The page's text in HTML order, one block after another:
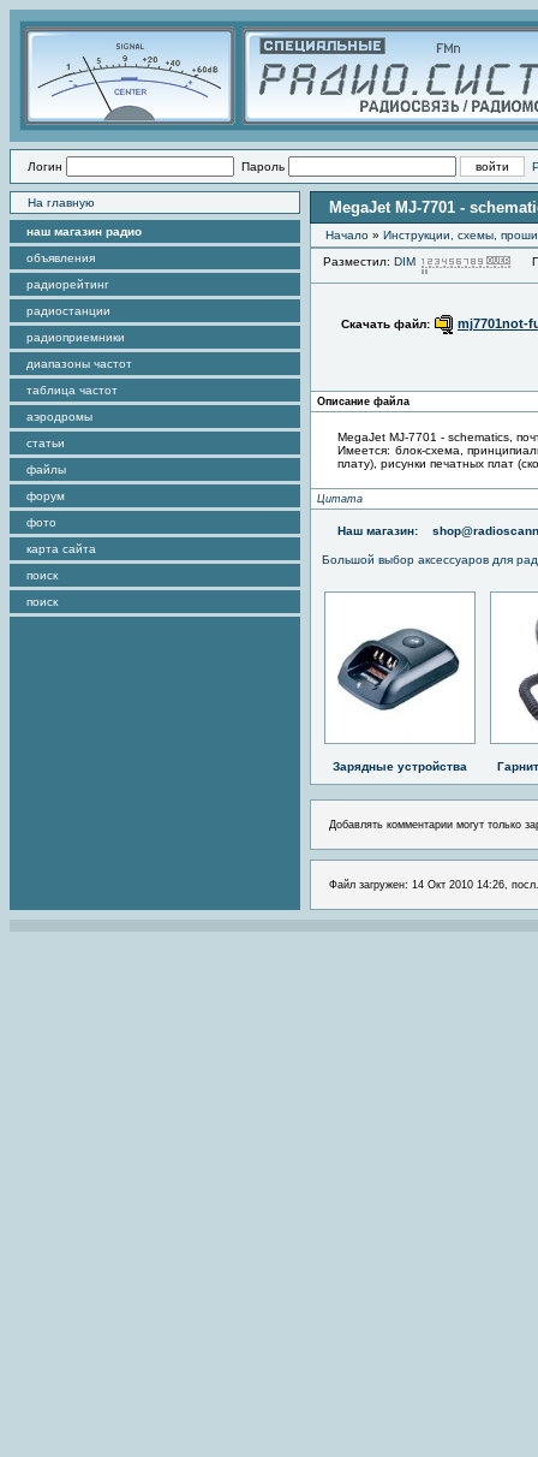
Логин Пароль
На главную
наш магазин радио
объявления
радиорейтинг
радиостанции
радиоприемники
диапазоны частот
таблица частот
аэродромы
статьи
файлы
форум
фото
карта сайта
поиск
поиск
MegaJet MJ-7701 -
Начало » Инструкции, схемы,
Разместил: DIM
Скачать файл: mj7701not-
Описание файла
MegaJet MJ-7701 - schematics,
Имеется: блок-схема,
плату), рисунки печатных плат
Цитата
Наш магазин:
Большой выбор аксессуаров для
Зарядные устройства
Добавлять комментарии могут только
Файл загружен: 14 Окт 2010 14:26,